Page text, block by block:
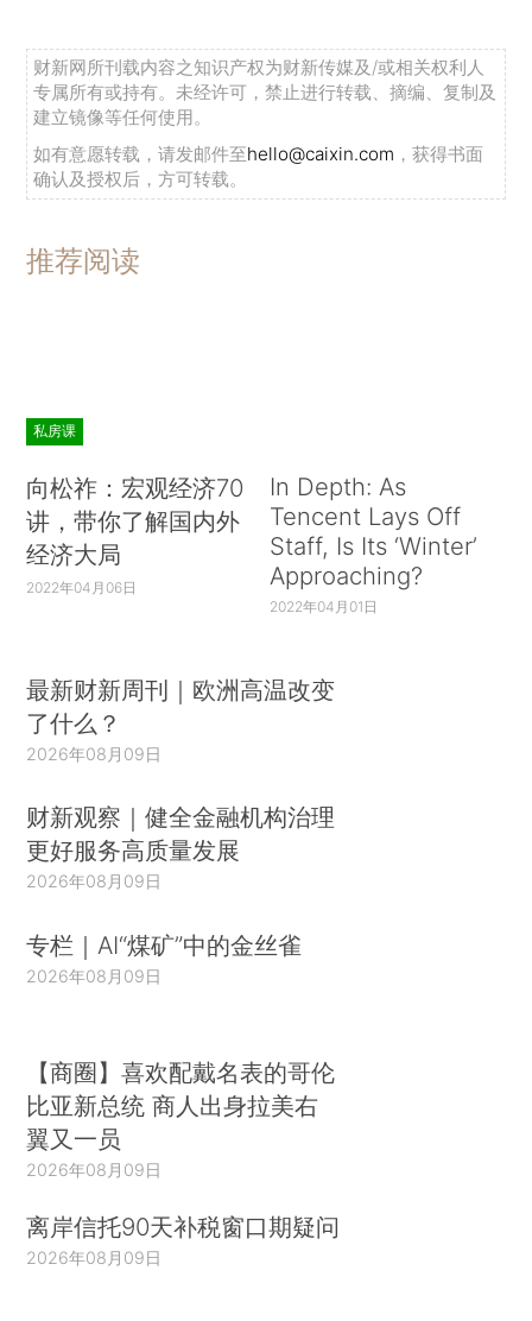
财新网所刊载内容之知识产权为财新传媒及/或相关权利人
专属所有或持有。未经许可，禁止进行转载、摘编、复制及
建立镜像等任何使用。
如有意愿转载，请发邮件至hello@caixin.com ，获得书面
确认及授权后，方可转载。
推荐阅读
私房课
向松祚：宏观经济70
讲，带你了解国内外
经济大局
2022年04月06日
In Depth: As
Tencent Lays Off
Staff, Is Its ‘Winter’
Approaching?
2022年04月01日
最新财新周刊｜欧洲高温改变
了什么？
2026年08月09日
财新观察｜健全金融机构治理
更好服务高质量发展
2026年08月09日
专栏｜AI“煤矿”中的金丝雀
2026年08月09日
【商圈】喜欢配戴名表的哥伦
比亚新总统 商人出身拉美右
翼又一员
2026年08月09日
离岸信托90天补税窗口期疑问
2026年08月09日